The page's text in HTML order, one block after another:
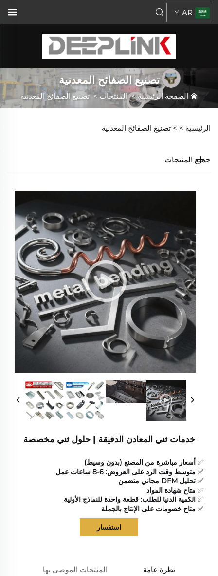
AR
تصنيع الصفائح المعدنية
الصفحة الرئيسية>المنتجات >تصنيع الصفائح المعدنية
الرئيسية > > تصنيع الصفائح المعدنية
جميع المنتجات
خدمات ثني المعادن الدقيقة | حلول ثني مخصصة
✅ أسعار مباشرة من المصنع (بدون وسيط)
✅ متوسط وقت الرد على العروض: 6-8 ساعات عمل
✅ تحليل DFM مجاني متضمن
✅ متاح شهادة المواد
✅ الكمية الدنيا للطلب: قطعة واحدة للنماذج الأولية
✅ متاح خصومات على الإنتاج بالجملة
استفسار
نظرة عامة المنتجات الموصى بها